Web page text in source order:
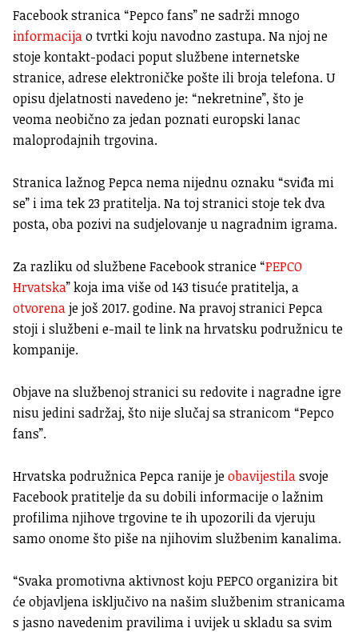
Facebook stranica “Pepco fans” ne sadrži mnogo
informacijao tvrtki koju navodno zastupa. Na njoj ne
stoje kontakt-podaci poput službene internetske
stranice, adrese elektroničke pošte ili broja telefona. U
opisu djelatnosti navedeno je: “nekretnine”, što je
veoma neobično za jedan poznati europski lanac
maloprodajnih trgovina.
Stranica lažnog Pepca nema nijednu oznaku “sviđa mi
se” i ima tek 23 pratitelja. Na toj stranici stoje tek dva
posta, oba pozivi na sudjelovanje u nagradnim igrama.
Za razliku od službene Facebook stranice “PEPCO
Hrvatska” koja ima više od 143 tisuće pratitelja, a
otvorenaje još 2017. godine. Na pravoj stranici Pepca
stoji i službeni e-mail te link na hrvatsku podružnicu te
kompanije.
Objave na službenoj stranici su redovite i nagradne igre
nisu jedini sadržaj, što nije slučaj sa stranicom “Pepco
fans”.
Hrvatska podružnica Pepca ranije jeobavijestilasvoje
Facebook pratitelje da su dobili informacije o lažnim
profilima njihove trgovine te ih upozorili da vjeruju
samo onome što piše na njihovim službenim kanalima.
“Svaka promotivna aktivnost koju PEPCO organizira bit
će objavljena isključivo na našim službenim stranicama
s jasno navedenim pravilima i uvijek u skladu sa svim